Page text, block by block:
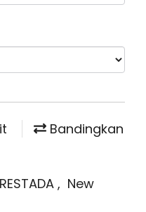
Bandingkan
, New